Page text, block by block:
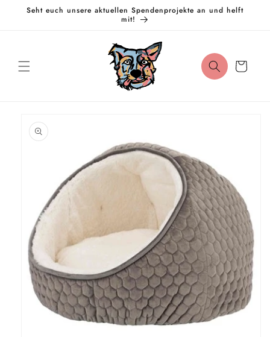
zum
Seht euch unsere aktuellen Spendenprojekte an und helft
mit!
Warenkorb